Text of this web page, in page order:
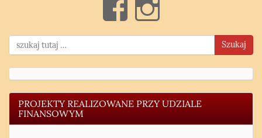
Szukaj
PROJEKTY REALIZOWANE PRZY UDZIALE
FINANSOWYM